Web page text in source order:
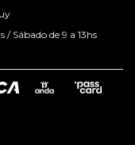
/ Sábado de 9 a 13hs